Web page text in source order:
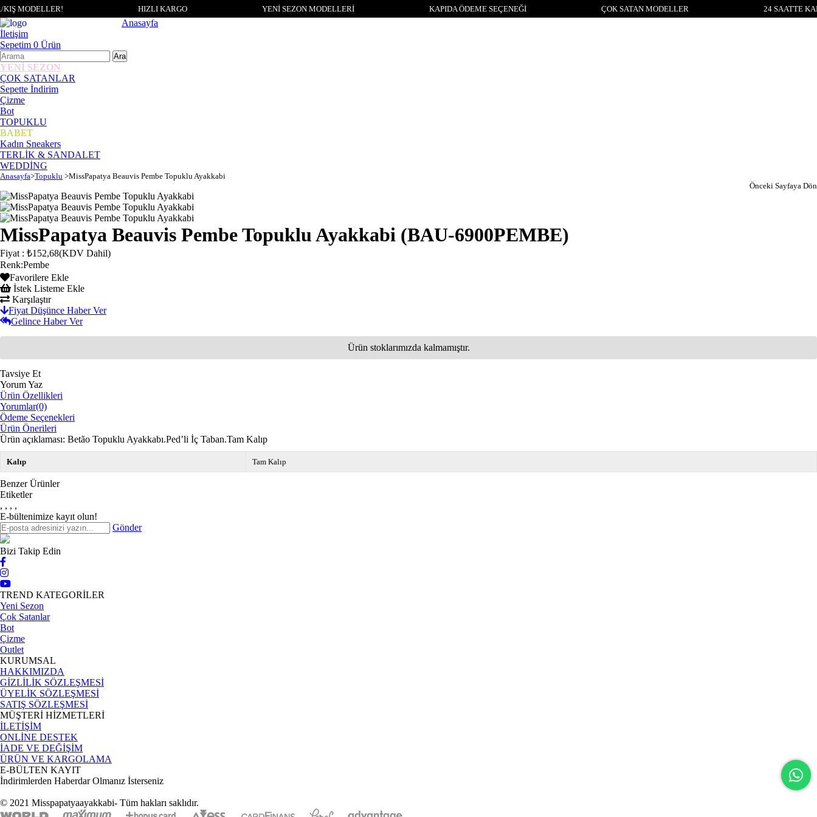
MODELLER! HIZLI KARGO YENİ SEZON MODELLERİ KAPIDA ÖDEME SEÇENEĞİ ÇOK SATAN MODELLER 24 SAATTE
Anasayfa
İletişim
Sepetim 0 Ürün
YENİ SEZON
ÇOK SATANLAR
Sepette İndirim
Çizme
Bot
TOPUKLU
BABET
Kadın Sneakers
TERLİK & SANDALET
WEDDİNG
Anasayfa>Topuklu >MissPapatya Beauvis Pembe Topuklu Ayakkabi
Önceki Sayfaya Dön
MissPapatya Beauvis Pembe Topuklu Ayakkabi (BAU-6900PEMBE)
Fiyat : ₺152,68(KDV Dahil)
Renk:Pembe
Favorilere Ekle
İstek Listeme Ekle
Karşılaştır
Fiyat Düşünce Haber Ver
Gelince Haber Ver
Ürün stoklarımızda kalmamıştır.
Tavsiye Et
Yorum Yaz
Ürün Özellikleri
Yorumlar(0)
Ödeme Seçenekleri
Ürün Önerileri
Ürün açıklaması: Betão Topuklu Ayakkabı.Ped’li İç Taban.Tam Kalıp
Kalıp Tam Kalıp
Benzer Ürünler
Etiketler
, , , ,
E-bültenimize kayıt olun!
Gönder
Bizi Takip Edin
TREND KATEGORİLER
Yeni Sezon
Çok Satanlar
Bot
Çizme
Outlet
KURUMSAL
HAKKIMIZDA
GİZLİLİK SÖZLEŞMESİ
ÜYELİK SÖZLEŞMESİ
SATIŞ SÖZLEŞMESİ
MÜŞTERİ HİZMETLERİ
İLETİŞİM
ONLİNE DESTEK
İADE VE DEĞİŞİM
ÜRÜN VE KARGOLAMA
E-BÜLTEN KAYIT
İndirimlerden Haberdar Olmanız İsterseniz
© 2021 Misspapatyaayakkabi- Tüm hakları saklıdır.